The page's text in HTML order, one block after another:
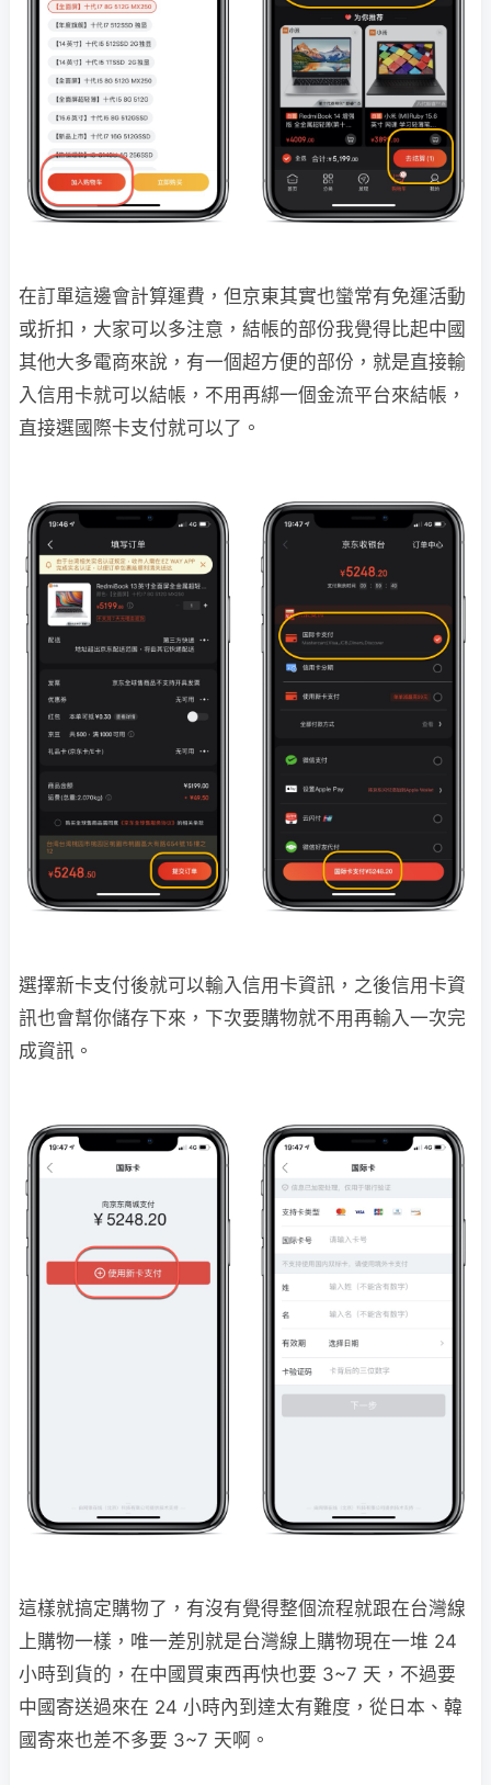
在訂單這邊會計算運費，但京東其實也蠻常有免運活動
或折扣，大家可以多注意，結帳的部份我覺得比起中國
其他大多電商來說，有一個超方便的部份，就是直接輸
入信用卡就可以結帳，不用再綁一個金流平台來結帳，
直接選國際卡支付就可以了。
選擇新卡支付後就可以輸入信用卡資訊，之後信用卡資
訊也會幫你儲存下來，下次要購物就不用再輸入一次完
成資訊。
這樣就搞定購物了，有沒有覺得整個流程就跟在台灣線
上購物一樣，唯一差別就是台灣線上購物現在一堆 24
小時到貨的，在中國買東西再快也要 3~7 天，不過要
中國寄送過來在 24 小時內到達太有難度，從日本、韓
國寄來也差不多要 3~7 天啊。